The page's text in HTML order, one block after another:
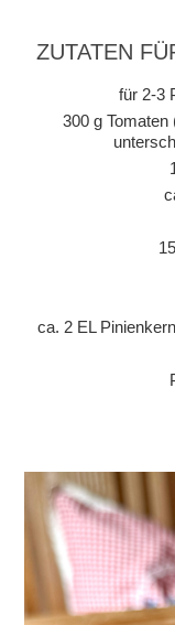
ZUTATEN
für 2-3
300 g
ca. 2 EL